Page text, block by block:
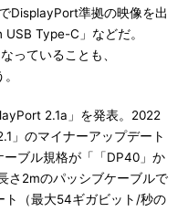
DisplayPort準拠の映像を出
Type-C」などだ。
っていることも、
2.1a」を発表。2022
」のマイナーアップデート
ブル規格が「「DP40」か
さ2mのパッシブケーブルで
ト（最大54ギガビット/秒の